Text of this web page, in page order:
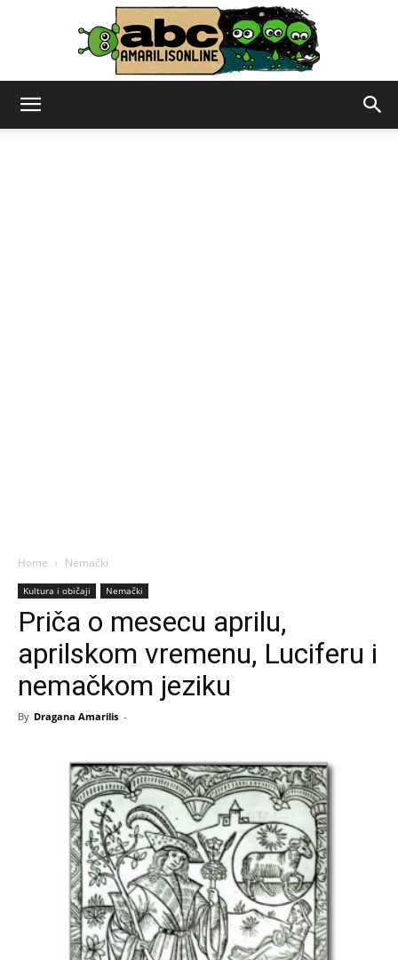
Home Nemački
Kultura i običaji Nemački
Priča o mesecu aprilu,
aprilskom vremenu, Luciferu i
nemačkom jeziku
By Dragana Amarilis -